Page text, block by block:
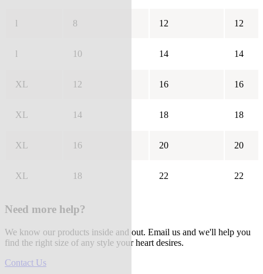
l 8 12 12
l 10 14 14
XL 12 16 16
XL 14 18 18
XL 16 20 20
XL 18 22 22
Need more help?
We know our products inside and out. Email us and we'll help you
find the right size of any style your heart desires.
Contact Us